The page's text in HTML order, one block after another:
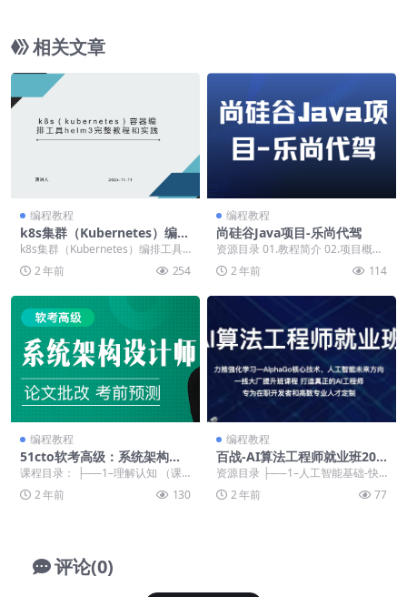
相关文章
编程教程
k8s集群（Kubernetes）编排
工具Helm3实战教程
k8s集群（Kubernetes）编排工具H
elm3实战教程 ├──10、hel...
2 年前 254
编程教程
尚硅谷Java项目-乐尚代驾
资源目录 01.教程简介 02.项目概述-
功能和技术介绍 03.项目概述-业务
流...2 年前 114
编程教程
51cto软考高级：系统架构设
计师精品班5期 2022年【完
结】价值3980元
课程目录： ├──1–理解认知 （课
前导学） | ├──1...
2 年前 130
编程教程
百战-AI算法工程师就业班202
2年
资源目录 ├──1–人工智能基础-快
速入门 | ├──1R...
2 年前 77
评论(0)